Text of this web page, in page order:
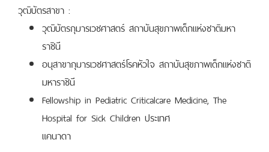
วุฒิบัตรสาขา :
วุฒิบัตรกุมารเวชศาสตร์ สถาบันสุขภาพเด็กแห่งชาติมหา
ราชินี
อนุสาขากุมารเวชศาสตร์โรคหัวใจ สถาบันสุขภาพเด็กแห่งชาติ
มหาราชินี
Fellowship in Pediatric Criticalcare Medicine, The
Hospital for Sick Children ประเทศ
แคนาดา